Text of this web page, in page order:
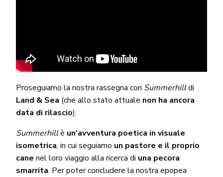
Proseguiamo la nostra rassegna con Summerhilldi
Land & Sea (che allo stato attuale non ha ancora
data di rilascio).
Summerhillè un’avventura poetica in visuale
isometrica, in cui seguiamo un pastore e il proprio
cane nel loro viaggio alla ricerca di una pecora
smarrita. Per poter concludere la nostra epopea